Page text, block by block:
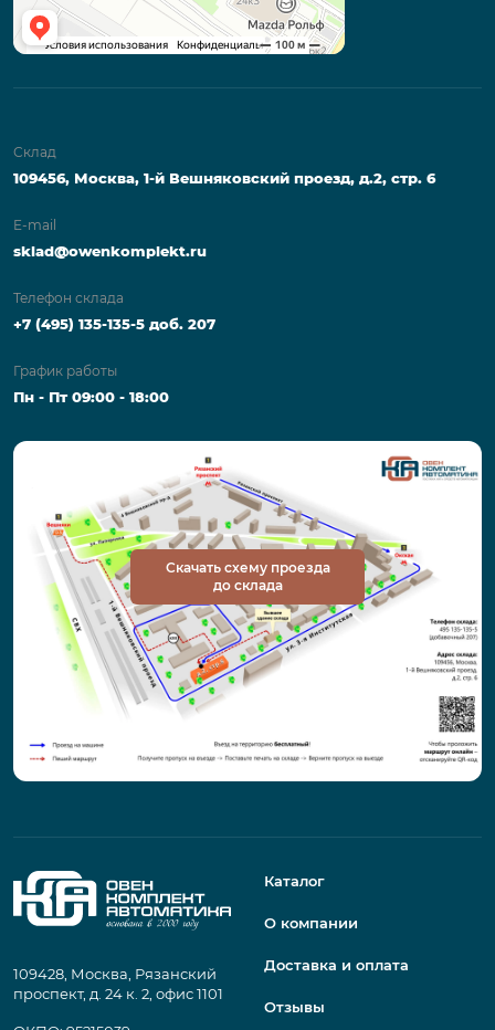
Склад
109456, Москва, 1-й Вешняковский проезд, д.2, стр. 6
E-mail
sklad@owenkomplekt.ru
Телефон склада
+7 (495) 135-135-5 доб. 207
График работы
Пн - Пт 09:00 - 18:00
Скачать схему проезда
до склада
109428, Москва, Рязанский
проспект, д. 24 к. 2, офис 1101
Каталог
О компании
Доставка и оплата
Отзывы